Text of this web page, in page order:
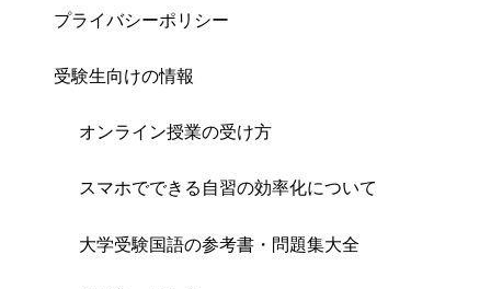
プライバシーポリシー
受験生向けの情報
オンライン授業の受け方
スマホでできる自習の効率化について
大学受験国語の参考書・問題集大全